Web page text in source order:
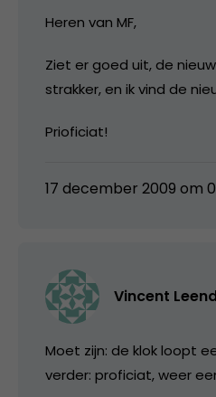
Heren van MF,
Ziet er goed uit, de
strakker, en ik vind de
Prioficiat!
17 december 2009 om
Vincent
Moet zijn: de klok loopt
verder: proficiat, weer